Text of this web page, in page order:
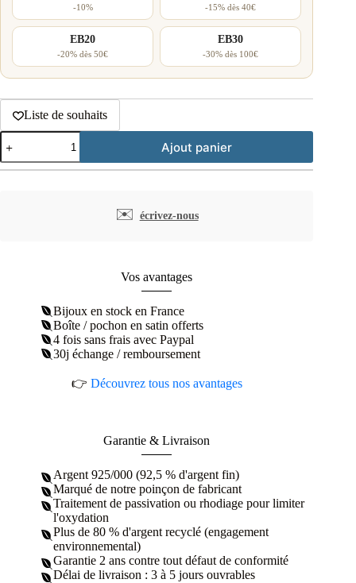
-10% -15% dès 40€
EB20
-20% dès 50€
EB30
-30% dès 100€
Liste de souhaits
quantité
de
Clous
Ajout panier
✉️ écrivez-nous
Vos avantages
Bijoux en stock en France
Boîte / pochon en satin offerts
4 fois sans frais avec Paypal
30j échange / remboursement
👉 Découvrez tous nos avantages
Garantie & Livraison
Argent 925/000 (92,5 % d'argent fin)
Marqué de notre poinçon de fabricant
Traitement de passivation ou rhodiage pour limiter
l'oxydation
Plus de 80 % d'argent recyclé (engagement
environnemental)
Garantie 2 ans contre tout défaut de conformité
Délai de livraison : 3 à 5 jours ouvrables